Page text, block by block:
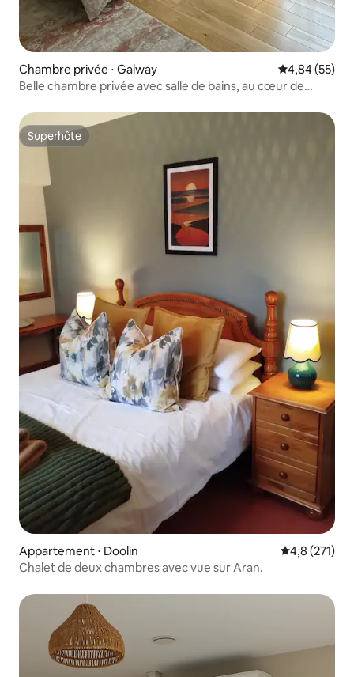
Chambre privée ⋅ Galway Évaluation
4,84 (55)
Belle chambre privée avec salle de bains, au cœur de
Superhôte
Superhôte
Appartement ⋅ Doolin Évaluation
4,8 (271)
Chalet de deux chambres avec vue sur Aran.